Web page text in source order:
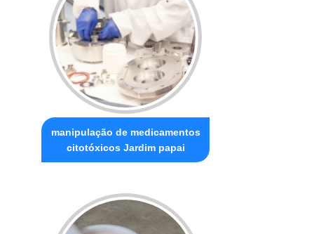
manipulação de medicamentos
citotóxicos Jardim papai